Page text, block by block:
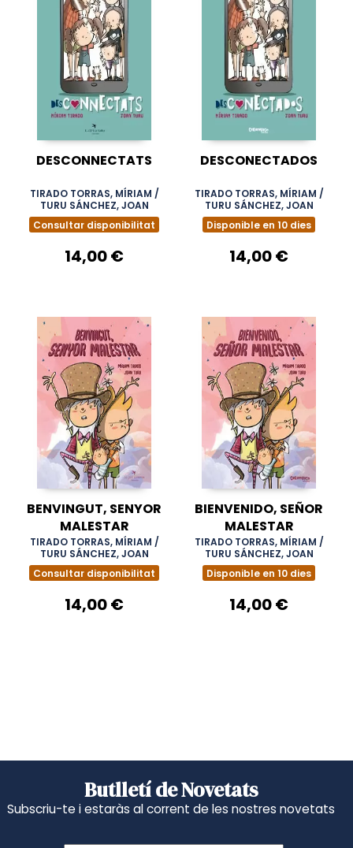
DESCONNECTATS
TIRADO TORRAS, MÍRIAM /
TURU SÁNCHEZ, JOAN
Consultar disponibilitat
14,00 €
DESCONECTADOS
TIRADO TORRAS, MÍRIAM /
TURU SÁNCHEZ, JOAN
Disponible en 10 dies
14,00 €
BENVINGUT, SENYOR
MALESTAR
TIRADO TORRAS, MÍRIAM /
TURU SÁNCHEZ, JOAN
Consultar disponibilitat
14,00 €
BIENVENIDO, SEÑOR
MALESTAR
TIRADO TORRAS, MÍRIAM /
TURU SÁNCHEZ, JOAN
Disponible en 10 dies
14,00 €
Butlletí de Novetats
Subscriu-te i estaràs al corrent de les nostres novetats